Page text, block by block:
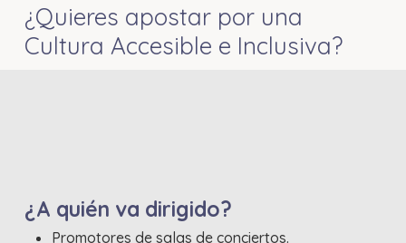
¿Quieres apostar por una
Cultura Accesible e Inclusiva?
¿A quién va dirigido?
Promotores de salas de conciertos.